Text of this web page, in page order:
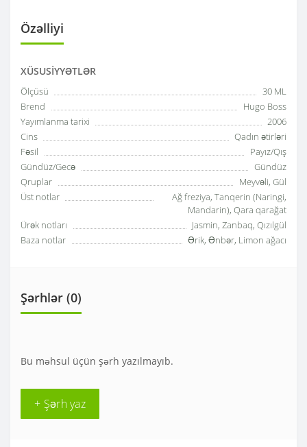
Özəlliyi
XÜSUSIYYƏTLƏR
Ölçüsü
30 ML
Brend
Hugo Boss
Yayımlanma tarixi
2006
Cins
Qadın ətirləri
Fəsil
Payız/Qış
Gündüz/Gecə
Gündüz
Qruplar
Meyvəli, Gül
Üst notlar
Ağ freziya, Tanqerin (Naringi,
Mandarin), Qara qarağat
Ürək notları
Jasmin, Zanbaq, Qızılgül
Baza notlar
Ərik, Ənbər, Limon ağacı
Şərhlər (0)
Bu məhsul üçün şərh yazılmayıb.
+ Şərh yaz